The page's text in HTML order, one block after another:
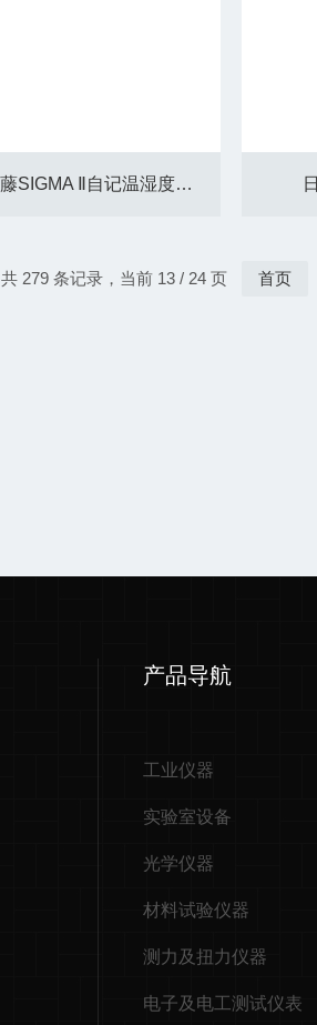
日本SATO佐藤SIGMA Ⅱ自记温湿度记录仪
共 279 条记录，当前 13 / 24 页 首页
产品导航
工业仪器
实验室设备
光学仪器
材料试验仪器
测力及扭力仪器
电子及电工测试仪表